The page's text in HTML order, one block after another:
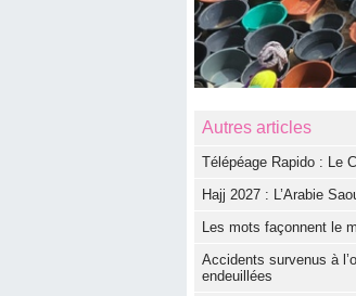
Autres articles
Télépéage Rapido : Le
Hajj 2027 : L’Arabie
Les mots façonnent le
Accidents survenus à
endeuillées